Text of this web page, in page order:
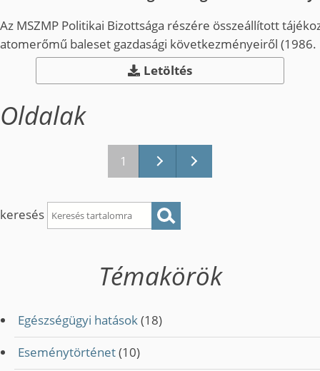
Az MSZMP Politikai Bizottsága részére összeállított
atomerőmű baleset gazdasági következményeiről (1986.
Letöltés
Oldalak
1
keresés
Témakörök
Egészségügyi hatások(18)
Eseménytörténet(10)